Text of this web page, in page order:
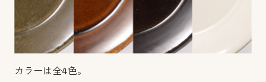
カラーは全4色。